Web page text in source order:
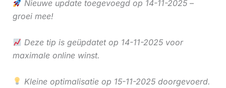
Nieuwe update toegevoegd op 14-11-2025 –
groei mee!
Deze tip is geüpdatet op 14-11-2025 voor
maximale online winst.
Kleine optimalisatie op 15-11-2025 doorgevoerd.